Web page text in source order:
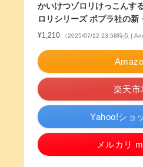
かいけつゾロリけっこんす
ロリシリーズ ポプラ社の新
¥1,210 （2025/07/12 23:58時点 |
楽天市
Yahoo!ショ
メルカリ